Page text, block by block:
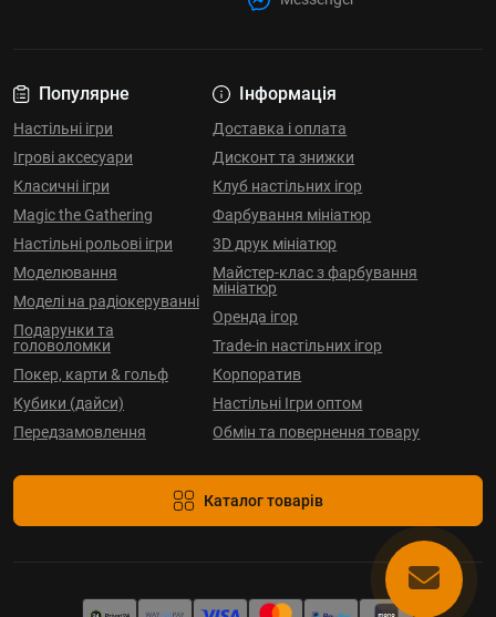
Популярне
Настільні ігри
Ігрові аксесуари
Класичні ігри
Magic the Gathering
Настільні рольові ігри
Моделювання
Моделі на радіокеруванні
Подарунки та
головоломки
Покер, карти & гольф
Кубики (дайси)
Передзамовлення
Інформація
Доставка і оплата
Дисконт та знижки
Клуб настільних ігор
Фарбування мініатюр
3D друк мініатюр
Майстер-клас з фарбування
мініатюр
Оренда ігор
Trade-in настільних ігор
Корпоратив
Настільні Ігри оптом
Обмін та повернення товару
Каталог товарів